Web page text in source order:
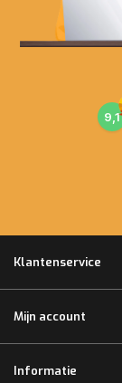
9,1
Klantenservice
Mijn account
Informatie